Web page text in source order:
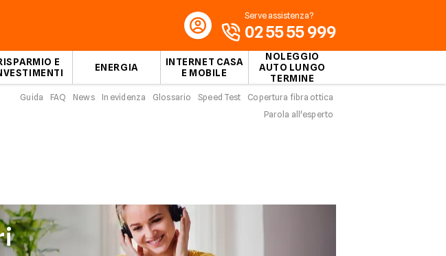
E
ENERGIA
INTERNET CASA
E MOBILE
NOLEGGIO
AUTO LUNGO
TERMINE
Serve assistenza?
02 55 55 999
Tariffe Cheapnet per partita iva
Guida FAQ News In evidenza Glossario Speed Test
Copertura fibra ottica
Parola all'esperto